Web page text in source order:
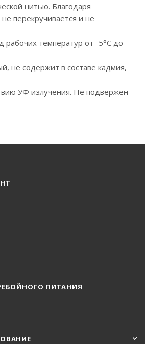
нитью. Благодаря
перекручивается и не
рабочих температур от -5°C до
не содержит в составе кадмия,
УФ излучения. Не подвержен
ПИТАНИЯ